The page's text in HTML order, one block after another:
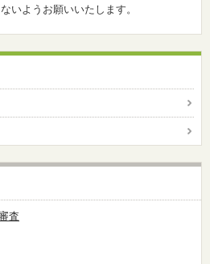
いようお願いいたします。
査